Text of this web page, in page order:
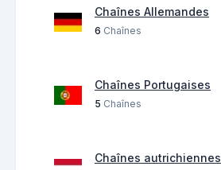
Chaînes Allemandes
6 Chaînes
Chaînes Portugaises
5 Chaînes
Chaînes autrichiennes